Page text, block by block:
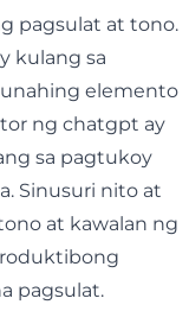
pagsulat at tono.
kulang sa
elemento
ng chatgpt ay
sa pagtukoy
Sinusuri nito at
at kawalan ng
pagsulat.